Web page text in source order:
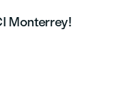
Monterrey!